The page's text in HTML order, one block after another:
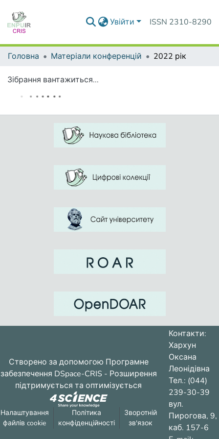
Увійти ISSN 2310-8290
Головна Матеріали конференцій 2022 рік
Зібрання вантажиться...
Створено за допомогою Програмне
забезпечення DSpace-CRIS - Розширення
підтримується та оптимізується
Налаштування
файлів cookie
Політика
конфіденційності
Зворотній
зв'язок
Контакти:
Хархун
Оксана
Леонідівна
Тел.: (044)
239-30-39
вул.
Пирогова, 9,
каб. 157-6